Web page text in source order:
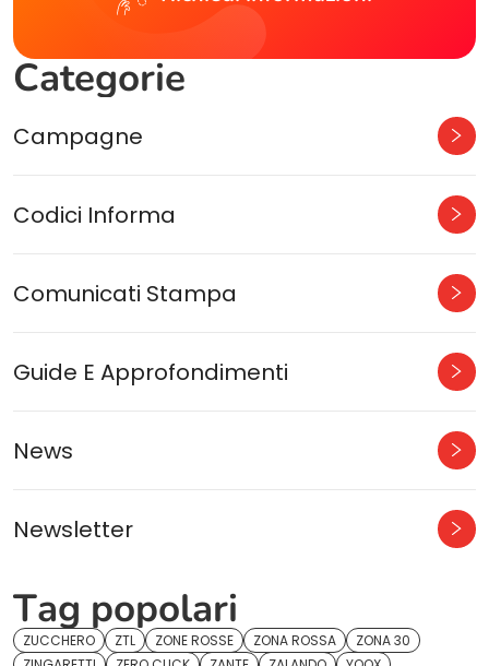
Categorie
Campagne
Codici Informa
Comunicati Stampa
Guide E Approfondimenti
News
Newsletter
Tag popolari
ZUCCHERO ZTL ZONE ROSSE ZONA ROSSA
ZONA 30